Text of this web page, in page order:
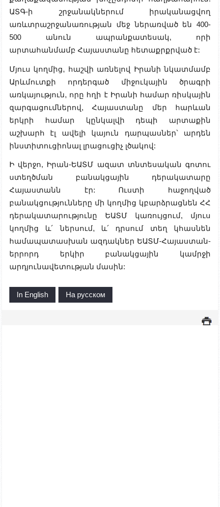
ԱՏԳ-ի շրջանակներում իրականացվող
առևտրաշրջանառության մեջ ներառված են 400-
500 անուն ապրանքատեսակ, որի
արտահանմամբ Հայաստանը հետաքրքրված է:
Մյուս կողմից, հաշվի առնելով Իրանի նկատմամբ
Արևմուտքի որդերգած միջուկային ծրագրի
առկայություն, որը հղի է Իրանի համար ռիսկային
զարգացումներով, Հայաստանը մեր հարևան
երկրի համար կընկալվի դեպի արտաքին
աշխարհ էլ ավելի կայուն դարպասներ՝ արդեն
ինստիտուցիոնալ լրացուցիչ լծակով:
Ի վերջո, Իրան-ԵԱՏՄ ազատ տնտեսական գոտու
ստեղծման բանակցային դերակատարը
Հայաստանն էր: Ուստի հաջողված
բանակցությունները մի կողմից կբարձրացնեն ՀՀ
դերակատարությունը ԵԱՏՄ կառույցում, մյուս
կողմից և՛ ներսում, և՛ դրսում տեղ կհասնեն
համապատասխան ազդակներ ԵԱՏՄ-Հայաստան-
երրորդ երկիր բանակցային կամրջի
արդյունավետության մասին:
In English На русском